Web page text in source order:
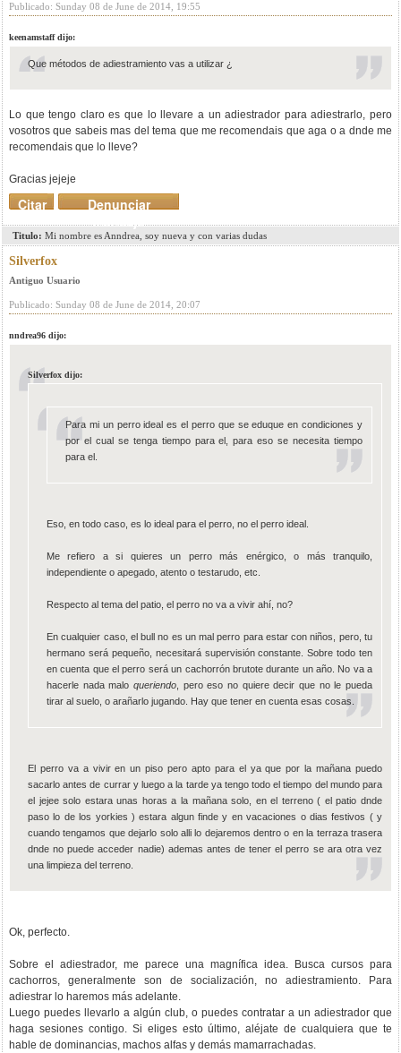
Publicado: Sunday 08 de June de 2014, 19:55
keenamstaff dijo:
Que métodos de adiestramiento vas a utilizar ¿
Lo que tengo claro es que lo llevare a un adiestrador para adiestrarlo, pero
vosotros que sabeis mas del tema que me recomendais que aga o a dnde me
recomendais que lo lleve?
Gracias jejeje
Denunciar
mensaje
Citar
Titulo: Mi nombre es Anndrea, soy nueva y con varias dudas
Silverfox
Antiguo Usuario
Publicado: Sunday 08 de June de 2014, 20:07
nndrea96 dijo:
Silverfox dijo:
Para mi un perro ideal es el perro que se eduque en condiciones y
por el cual se tenga tiempo para el, para eso se necesita tiempo
para el.
Eso, en todo caso, es lo ideal para el perro, no el perro ideal.
Me refiero a si quieres un perro más enérgico, o más tranquilo,
independiente o apegado, atento o testarudo, etc.
Respecto al tema del patio, el perro no va a vivir ahí, no?
En cualquier caso, el bull no es un mal perro para estar con niños, pero, tu
hermano será pequeño, necesitará supervisión constante. Sobre todo ten
en cuenta que el perro será un cachorrón brutote durante un año. No va a
hacerle nada malo queriendo , pero eso no quiere decir que no le pueda
tirar al suelo, o arañarlo jugando. Hay que tener en cuenta esas cosas.
El perro va a vivir en un piso pero apto para el ya que por la mañana puedo
sacarlo antes de currar y luego a la tarde ya tengo todo el tiempo del mundo para
el jejee solo estara unas horas a la mañana solo, en el terreno ( el patio dnde
paso lo de los yorkies ) estara algun finde y en vacaciones o dias festivos ( y
cuando tengamos que dejarlo solo alli lo dejaremos dentro o en la terraza trasera
dnde no puede acceder nadie) ademas antes de tener el perro se ara otra vez
una limpieza del terreno.
Ok, perfecto.
Sobre el adiestrador, me parece una magnífica idea. Busca cursos para
cachorros, generalmente son de socialización, no adiestramiento. Para
adiestrar lo haremos más adelante.
Luego puedes llevarlo a algún club, o puedes contratar a un adiestrador que
haga sesiones contigo. Si eliges esto último, aléjate de cualquiera que te
hable de dominancias, machos alfas y demás mamarrachadas.